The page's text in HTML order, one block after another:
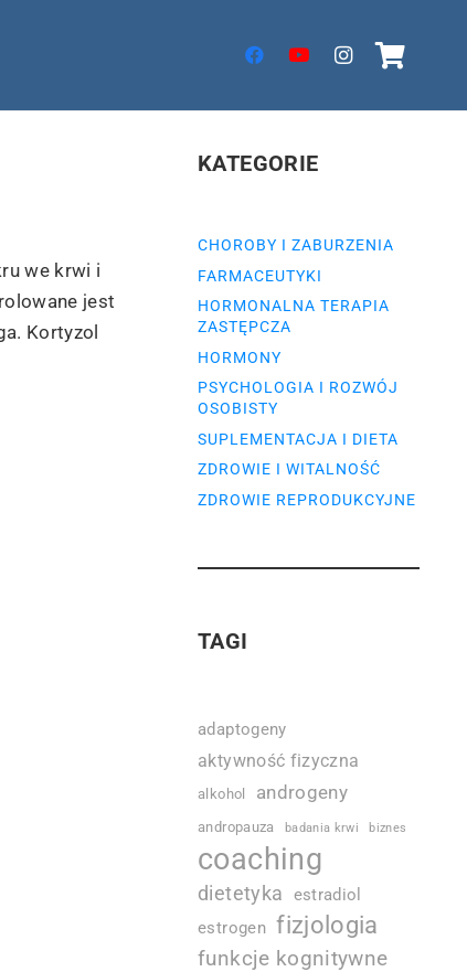
we krwi i
jest
Kortyzol
KATEGORIE
CHOROBY I ZABURZENIA
FARMACEUTYKI
HORMONALNA TERAPIA
ZASTĘPCZA
HORMONY
PSYCHOLOGIA I ROZWÓJ
OSOBISTY
SUPLEMENTACJA I DIETA
ZDROWIE I WITALNOŚĆ
ZDROWIE REPRODUKCYJNE
TAGI
adaptogeny
aktywność fizyczna
alkohol androgeny
andropauza badania krwi biznes
coaching
dietetyka
estradiol
estrogen fizjologia
funkcje kognitywne